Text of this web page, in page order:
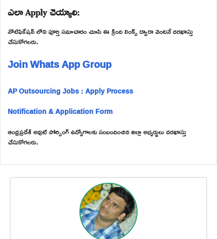
ఎలా Apply చెయ్యాలి:
నోటిఫికేషన్ లోని పూర్తి సమాచారం చూసి ఈ క్రింది లింక్స్ ద్వారా వెంటనే దరఖాస్తు
చేసుకోగలరు.
Join Whats App Group
AP Outsourcing Jobs : Apply Process
Notification & Application Form
ఆంధ్రప్రదేశ్ అవుట్ సోర్సింగ్ ఉద్యోగాలకు సంబందించిన జిల్లా అభ్యర్థులు దరఖాస్తు
చేసుకోగలరు.